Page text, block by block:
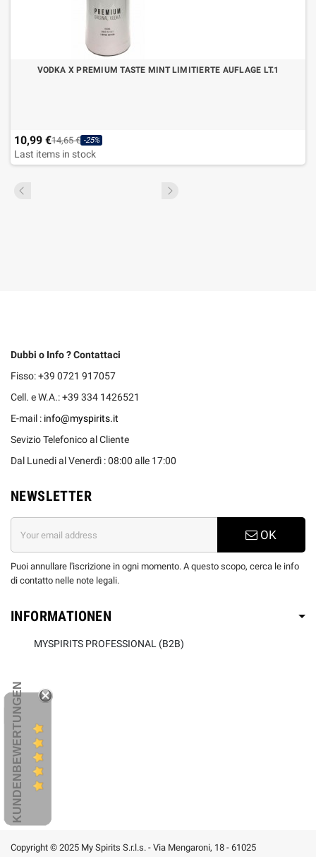
VODKA X PREMIUM TASTE MINT LIMITIERTE AUFLAGE LT.1
10,99 €14,65 € -25%
Last items in stock
Dubbi o Info ? Contattaci
Fisso: +39 0721 917057
Cell. e W.A.: +39 334 1426521
E-mail : info@myspirits.it
Sevizio Telefonico al Cliente
Dal Lunedi al Venerdì : 08:00 alle 17:00
NEWSLETTER
OK
Puoi annullare l'iscrizione in ogni momento. A questo scopo, cerca le info
di contatto nelle note legali.
INFORMATIONEN
MYSPIRITS PROFESSIONAL (B2B)
KUNDENBEWERTUNGEN
Copyright © 2025 My Spirits S.r.l.s. - Via Mengaroni, 18 - 61025